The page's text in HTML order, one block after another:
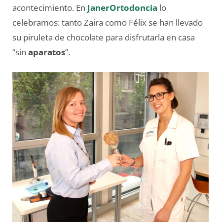
acontecimiento. En JanerOrtodoncia lo
celebramos: tanto Zaira como Félix se han llevado
su piruleta de chocolate para disfrutarla en casa
“sin aparatos”.